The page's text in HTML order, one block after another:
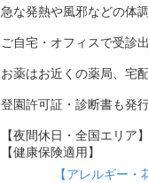
急な発熱や風邪などの体
ご自宅・オフィスで受診
お薬はお近くの薬局、宅
登園許可証・診断書も発
【夜間休日・全国エリア】
【健康保険適用】
【アレルギー